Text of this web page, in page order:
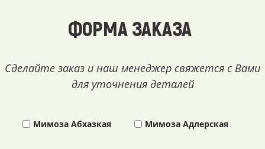
ФОРМА ЗАКАЗА
Сделайте заказ и наш менеджер свяжется с Вами
для уточнения деталей
Мимоза Абхазкая Мимоза Адлерская